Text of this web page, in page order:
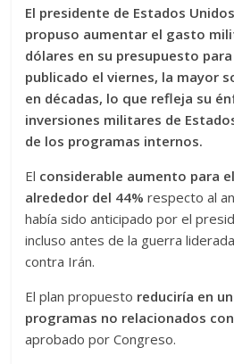
El presidente de Estados
propuso aumentar el gasto
dólares en su presupuesto
publicado el viernes, la mayor
en décadas, lo que refleja su
inversiones militares de
de los programas internos.
El considerable aumento para
alrededor del 44% respecto al
había sido anticipado por el
incluso antes de la guerra
contra Irán.
El plan propuesto reduciría en
programas no relacionados
aprobado por Congreso.